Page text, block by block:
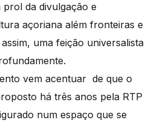
da divulgação e
açoriana além fronteiras e
uma feição universalista
vem acentuar de que o
há três anos pela RTP
num espaço que se